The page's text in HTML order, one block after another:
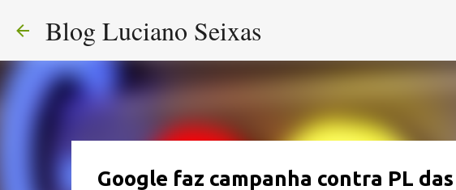
Blog Luciano Seixas
Google faz campanha contra PL